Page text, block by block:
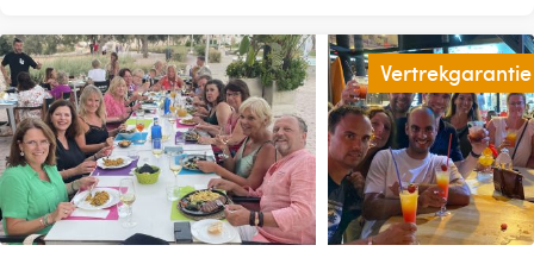
Vertrekgarantie